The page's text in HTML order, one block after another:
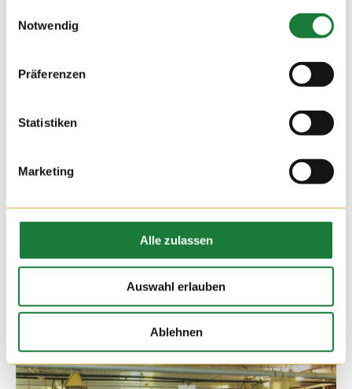
Notwendig
Präferenzen
Statistiken
Marketing
Alle zulassen
Auswahl erlauben
Ablehnen
Herr Freiwald von der „Freiwald-Kommunikation“ und Sabine
Hempen im Fresseraufzuchtstall des Hofes Hempen.